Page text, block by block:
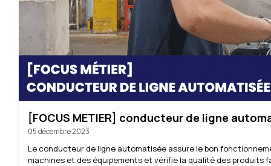
[FOCUS METIER] conducteur de ligne
05 décembre 2023
Le conducteur de ligne automatisée assure le bon
machines et des équipements et vérifie la qualité des produits